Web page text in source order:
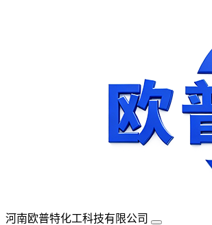
河南欧普特化工科技有限公司